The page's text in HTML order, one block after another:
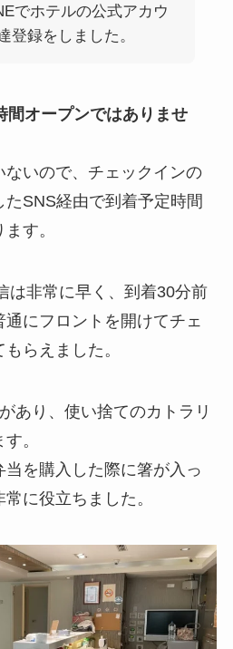
でホテルの公式アカウ
登録をしました。
間オープンではありませ
ないので、チェックインの
SNS経由で到着予定時間
す。
は非常に早く、到着30分前
にフロントを開けてチェ
らえました。
あり、使い捨てのカトラリ
。
を購入した際に箸が入っ
に役立ちました。